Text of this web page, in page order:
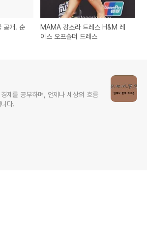
공개. 순
MAMA 강소라 드레스 H&M 레
이스 오프숄더 드레스
제를 공부하며, 언제나 세상의 흐름
다.